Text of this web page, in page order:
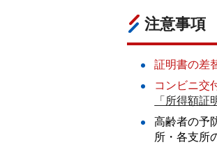
注意事項
証明書の差
コンビニ交
「所得額
高齢者の予
所・各支所